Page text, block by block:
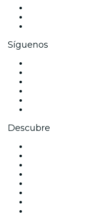
Síguenos
Descubre